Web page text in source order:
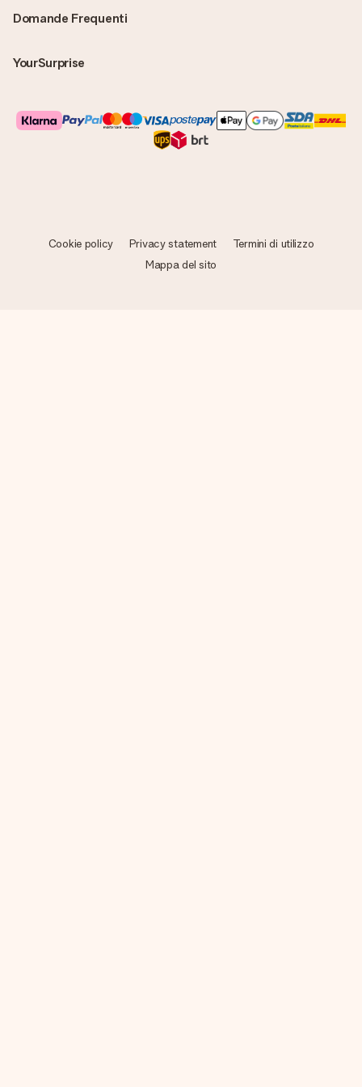
Domande Frequenti
YourSurprise
Cookie policy Privacy statement
Termini di utilizzo
Mappa del sito